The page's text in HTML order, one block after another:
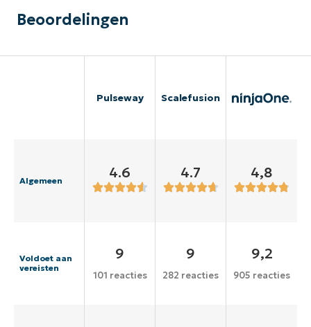
Beoordelingen
Pulseway Scalefusion
Algemeen 4.6 4.7 4,8
Voldoet aan
vereisten
9
101 reacties
9
282 reacties
9,2
905 reacties